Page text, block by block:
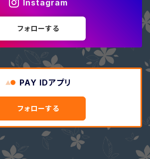
Instagram
フォローする
PAY IDアプリ
フォローする